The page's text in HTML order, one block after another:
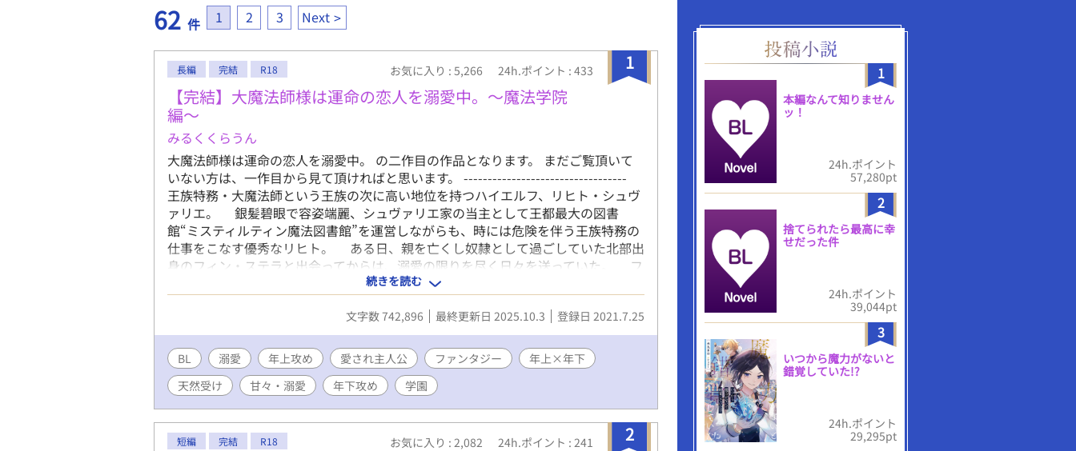
62 件 1 2 3 Next
1
長編 完結 R18 お気に入り : 5,266 24h.ポイント : 433
【完結】大魔法師様は運命の恋人を溺愛中。〜魔法学院
編〜
みるくくらうん
大魔法師様は運命の恋人を溺愛中。 の二作目の作品となります。 まだご覧頂いて
いない方は、一作目から見て頂ければと思います。 ----------------------------------
王族特務・大魔法師という王族の次に高い地位を持つハイエルフ、リヒト・シュヴ
ァリエ。 銀髪碧眼で容姿端麗、シュヴァリエ家の当主として王都最大の図書
館“ミスティルティン魔法図書館”を運営しながらも、時には危険を伴う王族特務の
仕事をこなす優秀なリヒト。 ある日、親を亡くし奴隷として過ごしていた北部出
身のフィン・ステラと出会ってからは、溺愛の限りを尽く日々を送っていた。 フ
ィンは、天然で騙されやすいピュアな少年だが、一度読んだ本の内容を忘れる事が
無いという天才頭脳の持ち主。 トラブルはあったが、王都三大名門の”ミネルウ
ァ・エクラ高等魔法学院“に首席で入学することが出来た。 リヒトから溺愛され
ながら、魔法学院に通う日々が始まります。 メインカップリング: 溺愛系ハイスペ
ックイケメン大貴族(リヒト)×天然愛され系童顔庶民(フィン) 年上×年下です。 サ
ブカップリングもいくつか出現します。 性描写は★をつけております。 (甘々〜過
激) キスのみであればつけておりません。 ※キャラへの質問あれば、お気軽に質問
してください！キャラがお答えします！
続きを読む
文字数 742,896 最終更新日 2025.10.3 登録日 2021.7.25
BL 溺愛 年上攻め 愛され主人公 ファンタジー
年上×年下
天然受け
甘々・溺愛 年下攻め 学園
2
短編 完結 R18 お気に入り : 2,082 24h.ポイント : 241
1
本編なんて知りません
ッ！
24h.ポイント
57,280pt
2
捨てられたら最高に幸
せだった件
24h.ポイント
39,044pt
3
いつから魔力がないと
錯覚していた!?
24h.ポイント
29,295pt